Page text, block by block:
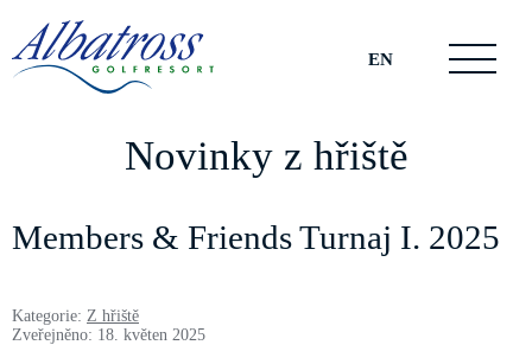
EN
Novinky z hřiště
Members & Friends Turnaj I. 2025
Kategorie: Z hřiště
Zveřejněno: 18. květen 2025